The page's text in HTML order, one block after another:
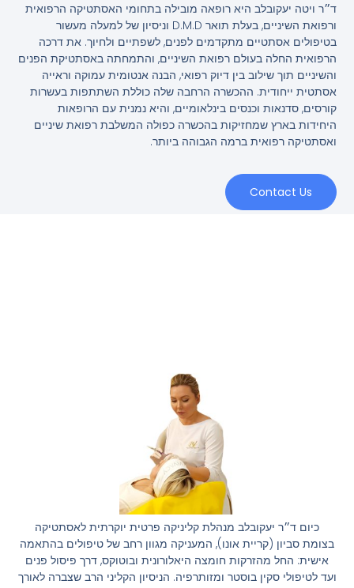
ד״ר ויטה יעקובלב היא רופאה מובילה בתחומי האסתטיקה הרפואית
ורפואת השיניים, בעלת תואר D.M.D וניסיון של למעלה מעשור
בטיפולים אסתטיים מתקדמים לפנים, לשפתיים ולחיוך. את דרכה
הרפואית החלה בעולם רפואת השיניים, והתמחתה באסתטיקת הפנים
והשיניים תוך שילוב בין דיוק רפואי, הבנה אנטומית עמוקה וראייה
אסתטית ייחודית. ההכשרה הרחבה שלה כוללת השתתפות בעשרות
קורסים, סדנאות וכנסים בינלאומיים, והיא נמנית עם הרופאות
היחידות בארץ שמחזיקות בהכשרה כפולה המשלבת רפואת שיניים
ואסתטיקה רפואית ברמה הגבוהה ביותר.
Contact Us
כיום ד״ר יעקובלב מנהלת קליניקה פרטית יוקרתית לאסתטיקה
בצומת סביון (קריית אונו), המעניקה מגוון רחב של טיפולים בהתאמה
אישית: החל מהזרקות חומצה היאלורונית ובוטוקס, דרך פיסול פנים
ועד לטיפולי סקין בוסטר ומזותרפיה. הניסיון הקליני הרב שצברה לאורך